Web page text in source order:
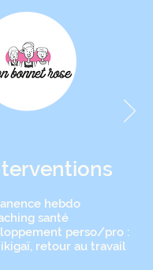
hebdo
santé
perso/pro :
retour au travail